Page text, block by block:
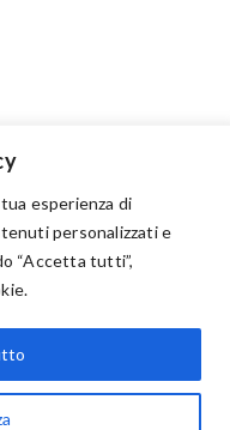
esperienza di
personalizzati e
“Accetta tutti”,